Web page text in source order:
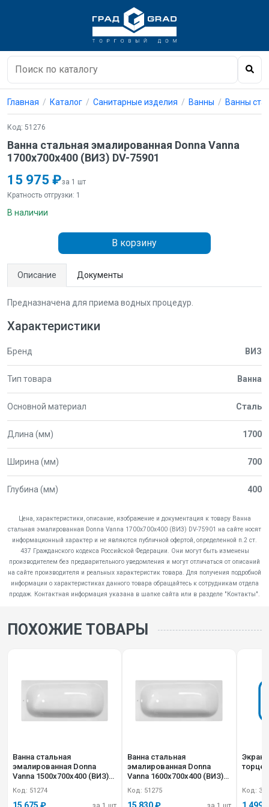
Главная Каталог Санитарные изделия Ванны Ванны
Код: 51276
Ванна стальная эмалированная Donna Vanna
1700х700х400 (ВИЗ) DV-75901
15 975 ₽за 1 шт
Кратность отгрузки: 1
В наличии
В корзину
Описание Документы
Предназначена для приема водных процедур.
Характеристики
Бренд ВИЗ
Тип товара Ванна
Основной материал Сталь
Длина (мм) 1700
Ширина (мм) 700
Глубина (мм) 400
Цена, характеристики, описание, изображение и документация к товару Ванна
стальная эмалированная Donna Vanna 1700х700х400 (ВИЗ) DV-75901 на сайте носят
информационный характер и не являются публичной офертой, определенной п.2 ст.
437 Гражданского кодекса Российской Федерации. Они могут быть изменены
производителем без предварительного уведомления и могут отличаться от описаний
на сайте производителя и реальных характеристик товара. Для получения подробной
информации о характеристиках данного товара обращайтесь к сотрудникам отдела
продаж. Контактная информация указана в шапке сайта или в разделе "Контакты".
ПОХОЖИЕ ТОВАРЫ
Ванна стальная
эмалированная Donna
Vanna 1500х700х400 (ВИЗ)
Код: 51274
Ванна стальная
эмалированная Donna
Vanna 1600х700х400 (ВИЗ)
Код: 51275
Экран
Код: